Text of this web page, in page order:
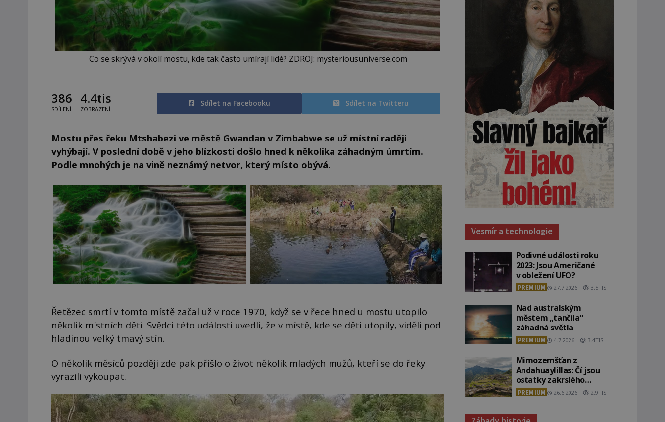
Co se skrývá v okolí mostu, kde tak často umírají lidé? ZDROJ: mysteriousuniverse.com
386
SDÍLENÍ
4.4tis
ZOBRAZENÍ
Sdílet na Facebooku Sdílet na Twitteru
Mostu přes řeku Mtshabezi ve městě Gwandan v Zimbabwe se už místní raději
vyhýbají. V poslední době v jeho blízkosti došlo hned k několika záhadným úmrtím.
Podle mnohých je na vině neznámý netvor, který místo obývá.
Řetězec smrtí v tomto místě začal už v roce 1970, když se v řece hned u mostu utopilo
několik místních dětí. Svědci této události uvedli, že v místě, kde se děti utopily, viděli pod
hladinou velký tmavý stín.
O několik měsíců později zde pak přišlo o život několik mladých mužů, kteří se do řeky
vyrazili vykoupat.
Vesmír a technologie
Podivné události roku
2023: Jsou Američané
v obležení UFO?
PREMIUM 27.7.2026 3.5TIS
Nad australským
městem „tančila“
záhadná světla
PREMIUM 4.7.2026 3.4TIS
Mimozemšťan z
Andahuaylillas: Čí jsou
ostatky zakrslého
stvoření s ohromnou
lebkou?
PREMIUM 26.6.2026 2.9TIS